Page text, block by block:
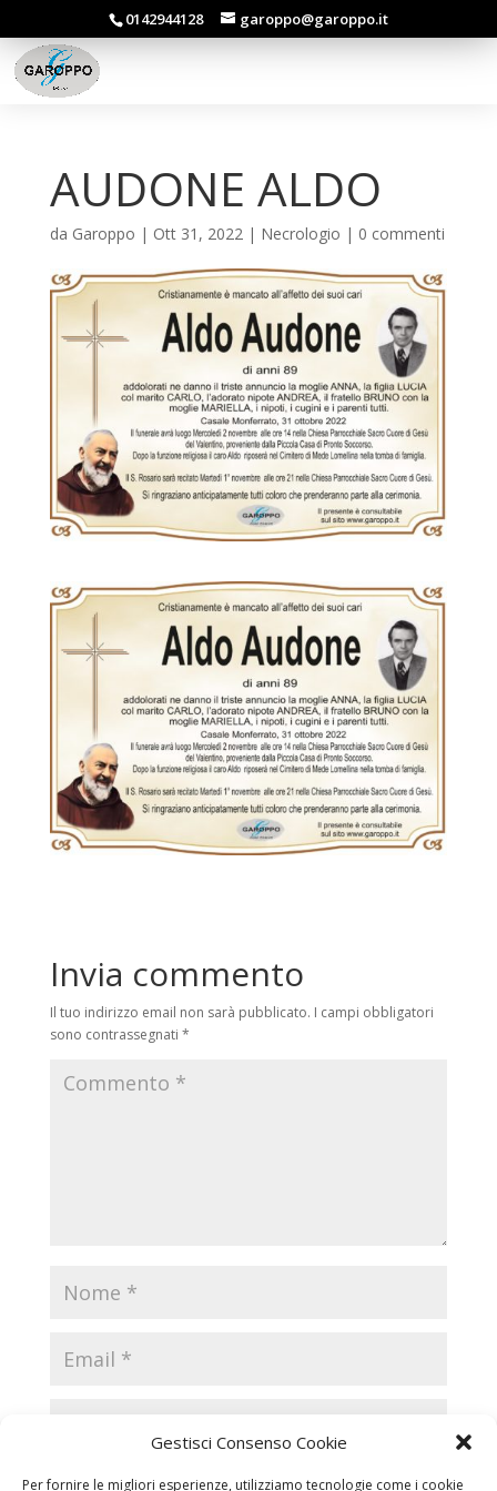
Gestisci Consenso Cookie
Per fornire le migliori esperienze, utilizziamo tecnologie come i cookie
0142944128 garoppo@garoppo.it
AUDONE ALDO
da Garoppo | Ott 31, 2022| Necrologio | 0 commenti
Invia commento
Il tuo indirizzo email non sarà pubblicato. I campi obbligatori
sono contrassegnati *